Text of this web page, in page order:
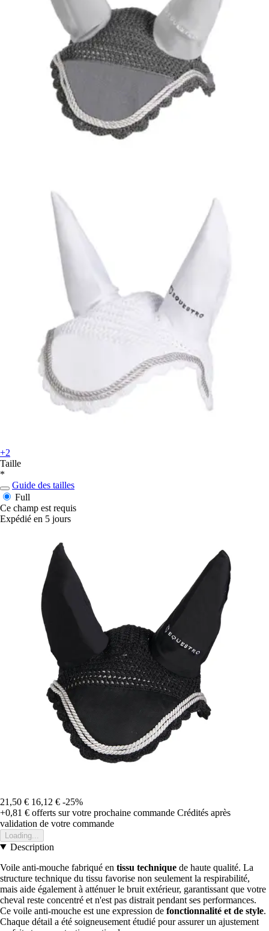
+2
Taille
*
Guide des tailles
Full
Ce champ est requis
Expédié en 5 jours
21,50 € 16,12 € -25%
+0,81 € offerts sur votre prochaine commande Crédités après
validation de votre commande
Loading...
Description
Voile anti-mouche fabriqué en tissu technique de haute qualité. La
structure technique du tissu favorise non seulement la respirabilité,
mais aide également à atténuer le bruit extérieur, garantissant que votre
cheval reste concentré et n'est pas distrait pendant ses performances.
Ce voile anti-mouche est une expression de fonctionnalité et de style.
Chaque détail a été soigneusement étudié pour assurer un ajustement